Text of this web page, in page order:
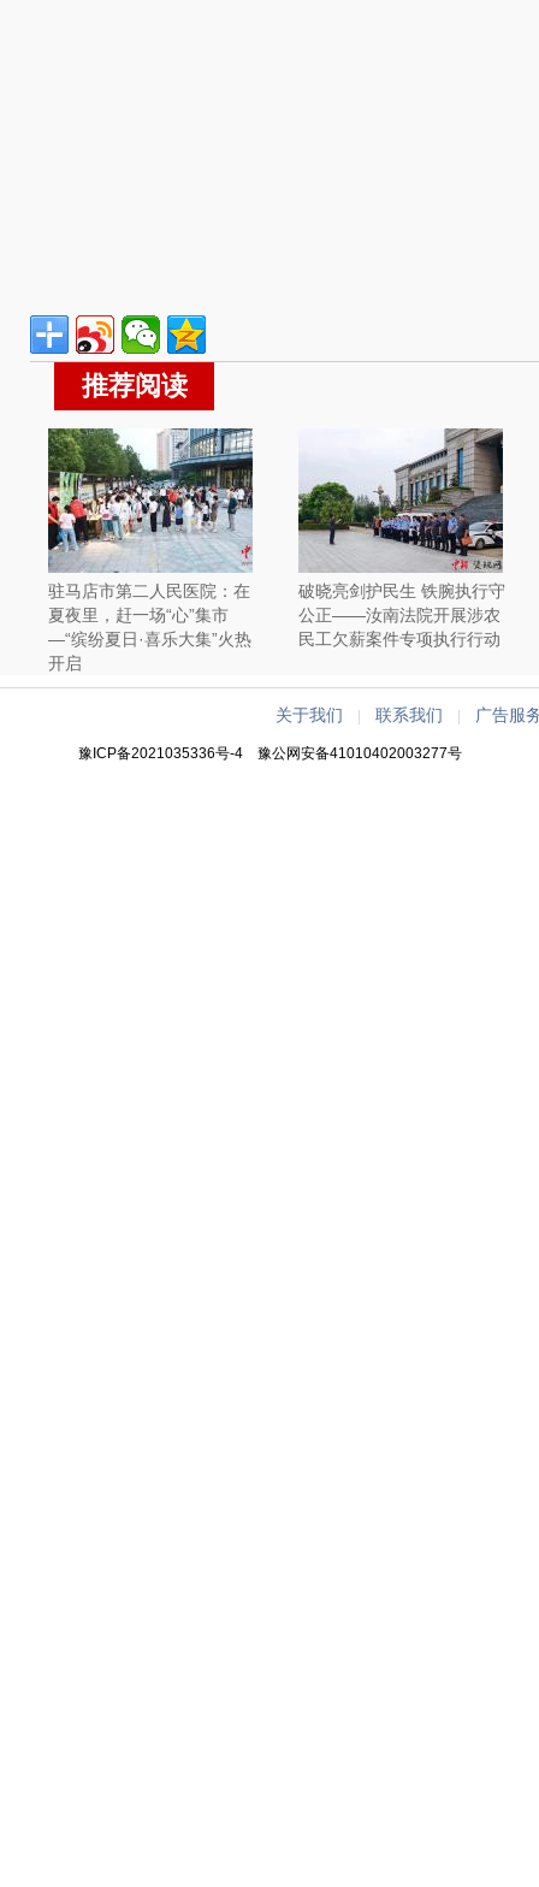
推荐阅读
驻马店市第二人民医院：在
夏夜里，赶一场“心”集市
—“缤纷夏日·喜乐大集”火热
开启
破晓亮剑护民生 铁腕执行守
公正——汝南法院开展涉农
民工欠薪案件专项执行行动
关于我们 联系我们 广告服
豫ICP备2021035336号-4 豫公网安备41010402003277号